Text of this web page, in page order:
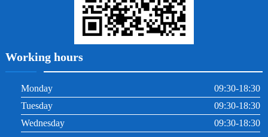
Working hours
Monday
09:30-18:30
Tuesday
09:30-18:30
Wednesday
09:30-18:30